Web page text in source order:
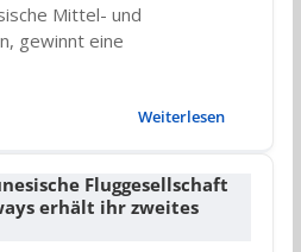
Mittel- und
gewinnt eine
Weiterlesen
Fluggesellschaft
erhält ihr zweites